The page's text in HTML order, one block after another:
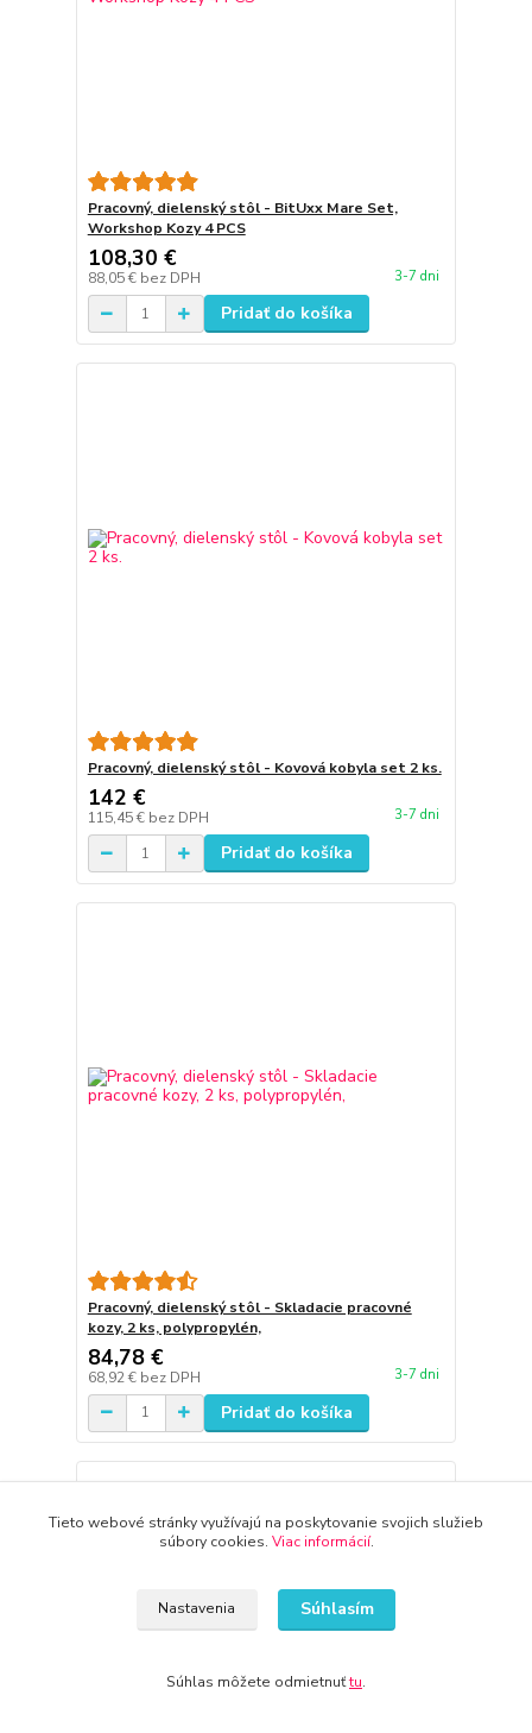
Pracovný, dielenský stôl - BitUxx Mare Set,
Workshop Kozy 4 PCS
108,30 €
88,05 € bez DPH 3-7 dni
Pridať do košíka
Pracovný, dielenský stôl - Kovová kobyla set 2 ks.
142 €
115,45 € bez DPH 3-7 dni
Pridať do košíka
Pracovný, dielenský stôl - Skladacie pracovné
kozy, 2 ks, polypropylén,
84,78 €
68,92 € bez DPH 3-7 dni
Pridať do košíka
Tieto webové stránky využívajú na poskytovanie svojich služieb
súbory cookies. Viac informácií.
Nastavenia Súhlasím
Súhlas môžete odmietnuťtu.